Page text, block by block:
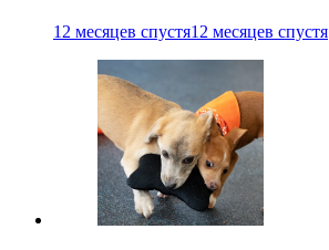
12 месяцев спустя12 месяцев спустя